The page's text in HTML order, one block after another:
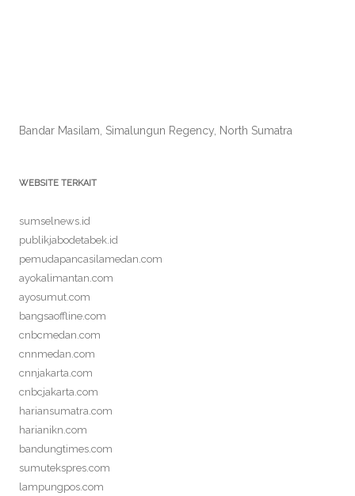
Bandar Masilam, Simalungun Regency, North Sumatra
WEBSITE TERKAIT
sumselnews.id
publikjabodetabek.id
pemudapancasilamedan.com
ayokalimantan.com
ayosumut.com
bangsaoffline.com
cnbcmedan.com
cnnmedan.com
cnnjakarta.com
cnbcjakarta.com
hariansumatra.com
harianikn.com
bandungtimes.com
sumutekspres.com
lampungpos.com